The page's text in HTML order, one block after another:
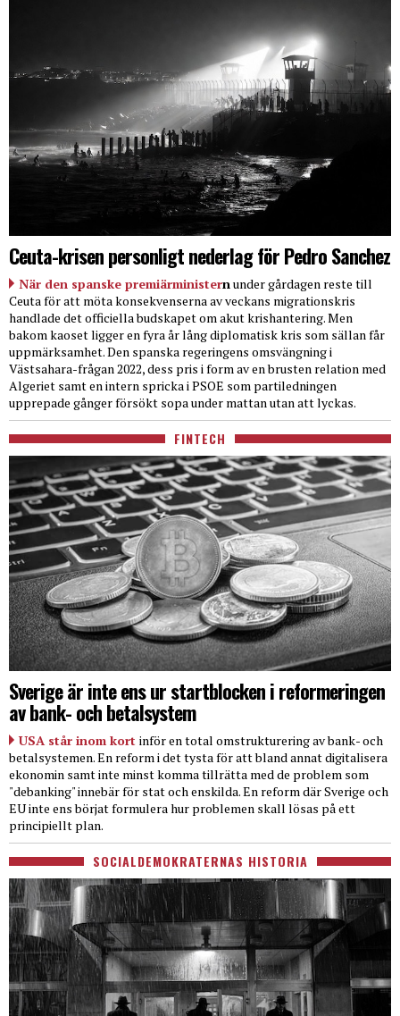
Ceuta-krisen personligt nederlag för Pedro Sanchez
När den spanske premiärministern under gårdagen reste till
Ceuta för att möta konsekvenserna av veckans migrationskris
handlade det officiella budskapet om akut krishantering. Men
bakom kaoset ligger en fyra år lång diplomatisk kris som sällan får
uppmärksamhet. Den spanska regeringens omsvängning i
Västsahara-frågan 2022, dess pris i form av en brusten relation med
Algeriet samt en intern spricka i PSOE som partiledningen
upprepade gånger försökt sopa under mattan utan att lyckas.
FINTECH
Sverige är inte ens ur startblocken i reformeringen
av bank- och betalsystem
USA står inom kort inför en total omstrukturering av bank- och
betalsystemen. En reform i det tysta för att bland annat digitalisera
ekonomin samt inte minst komma tillrätta med de problem som
"debanking" innebär för stat och enskilda. En reform där Sverige och
EU inte ens börjat formulera hur problemen skall lösas på ett
principiellt plan.
SOCIALDEMOKRATERNAS HISTORIA